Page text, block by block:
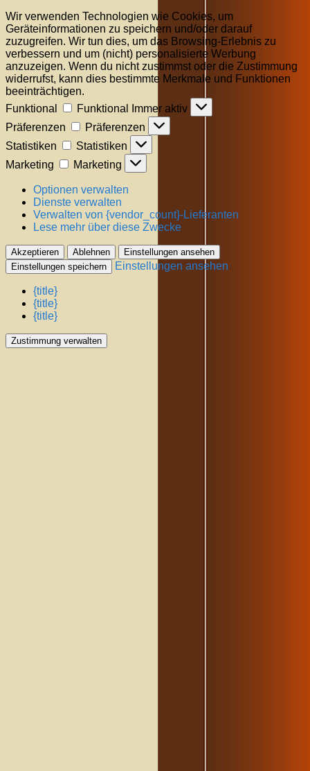
Wir verwenden Technologien wie Cookies, um
Geräteinformationen zu speichern und/oder darauf
zuzugreifen. Wir tun dies, um das Browsing-Erlebnis zu
verbessern und um (nicht) personalisierte Werbung
anzuzeigen. Wenn du nicht zustimmst oder die Zustimmung
widerrufst, kann dies bestimmte Merkmale und Funktionen
beeinträchtigen.
Funktional
Funktional
Immer aktiv
Präferenzen
Präferenzen
Statistiken
Statistiken
Marketing
Marketing
Optionen verwalten
Dienste verwalten
Verwalten von {vendor_count}-Lieferanten
Lese mehr über diese Zwecke
Akzeptieren Ablehnen
Einstellungen ansehen
Einstellungen speichern
Einstellungen ansehen
{title}
{title}
{title}
Zustimmung verwalten